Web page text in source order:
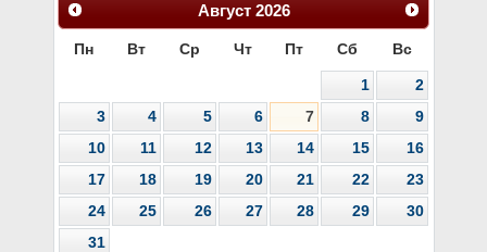
Август 2026
Пн Вт Ср Чт Пт Сб Вс
1
2
3
4 5 6 7 8
9
10
11 12 13 14 15
16
17
18 19 20 21 22
23
24
25 26 27 28 29
30
31